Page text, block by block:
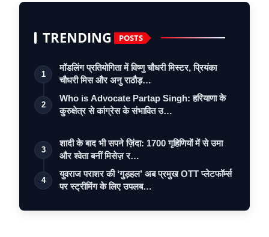
TRENDING POSTS
1
मॉडलिंग प्रतियोगिता में विष्णु चौधरी मिस्टर, प्रियंका
चौधरी मिस और अनु राठौड़…
2
Who is Advocate Partap Singh: हरियाणा के
कुरुक्षेत्र से कांग्रेस के संभावित उ…
3
शादी के बाद भी सपने ज़िंदा: 1700 गृहिणियों में से उमा
और श्वेता बनीं मिसेज़ र…
4
युवराज पराशर की ‘गुड़हल’ अब प्रमुख OTT प्लेटफॉर्म्स
पर स्ट्रीमिंग के लिए उपलब…